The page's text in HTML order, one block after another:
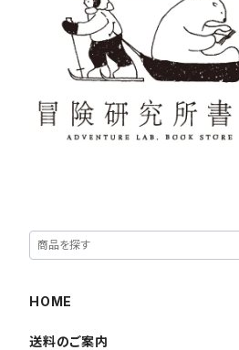
HOME
送料のご案内